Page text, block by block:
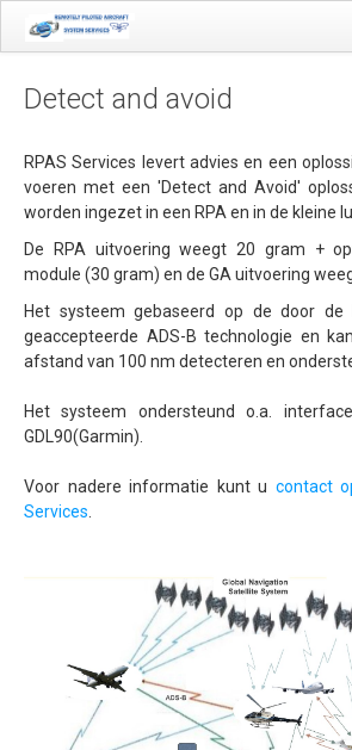
Start
Toepassingen
Precisielandbouw
Landmeetkundige en geo-mapping
Luchthaven inspecties
Makelaardij
Olie & Gas inspectie
Tank inspectie
Industriële inspectie
Inspectie hoogspanningsmasten
Mast inspectie
Thermische inspectie
Luchtvaartuigen
Detect and avoid
RPAS Services levert advies en een
voeren met een 'Detect and Avoid'
worden ingezet in een RPA en in de kleine
De RPA uitvoering weegt 20 gram +
module (30 gram) en de GA uitvoering
Het systeem gebaseerd op de door de
geaccepteerde ADS-B technologie en
afstand van 100 nm detecteren en
Het systeem ondersteund o.a.
GDL90(Garmin).
Voor nadere informatie kunt u contact
Services